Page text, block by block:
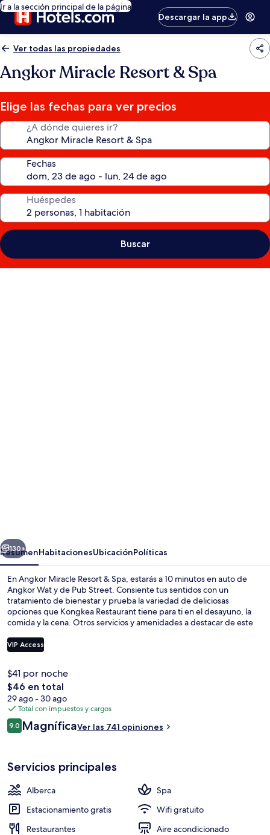
Ir a la sección principal de la página
Descargar la app
Ver todas las propiedades
Angkor Miracle Resort & Spa
Elige las fechas para ver precios
¿A dónde quieres ir?
Fechas
Huéspedes
Buscar
Spa
Siguiente
130+
ResumenHabitacionesUbicaciónPolíticas
En Angkor Miracle Resort & Spa, estarás a 10 minutos en auto de
Angkor Wat y de Pub Street. Consiente tus sentidos con un
tratamiento de bienestar y prueba la variedad de deliciosas
opciones que Kongkea Restaurant tiene para ti en el desayuno, la
comida y la cena. Otros servicios y amenidades a destacar de este
sala de fitness.
VIP Access
$41 por noche
El
precio
total
es
de
$46 en total
29 ago - 30 ago
Total con impuestos y cargos
Opiniones
9.09.0 de 10,
MagníficaVer las 741 opiniones
Servicios principales
Alberca
Spa
Estacionamiento gratis
Wifi gratuito
Restaurantes
Aire acondicionado